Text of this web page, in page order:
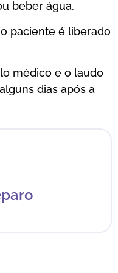
beber água.
paciente é liberado
médico e o laudo
dias após a